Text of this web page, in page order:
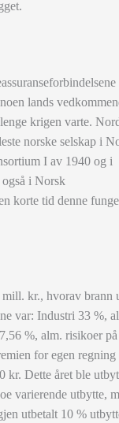
lands
krigen varte.
norske selskap i
I av 1940 og i
i Norsk
korte tid denne
kr., hvorav brann
var: Industri 33 %,
%, alm. risikoer på
for egen regning
kr. Dette året ble
varierende utbytte,
utbetalt 10 %